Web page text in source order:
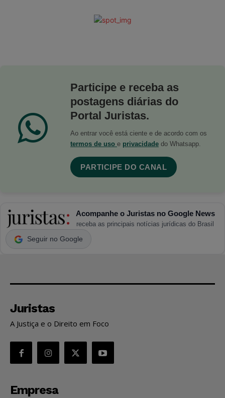
Participe e receba as
postagens diárias do
Portal Juristas.
Ao entrar você está ciente e de acordo com os
termos de uso e privacidade do Whatsapp.
PARTICIPE DO CANAL
Acompanhe o Juristas no Google News
receba as principais notícias jurídicas do Brasil
Seguir no Google
Juristas
A Justiça e o Direito em Foco
Empresa